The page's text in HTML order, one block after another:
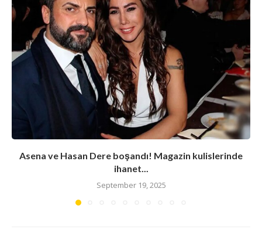
Asena ve Hasan Dere boşandı! Magazin kulislerinde
ihanet...
September 19, 2025